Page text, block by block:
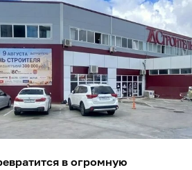
в огромную